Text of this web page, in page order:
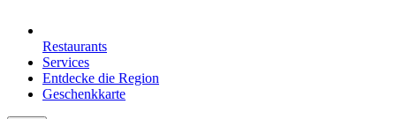
Restaurants
Services
Entdecke die Region
Geschenkkarte